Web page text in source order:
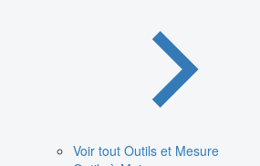
Voir tout Outils et Mesure